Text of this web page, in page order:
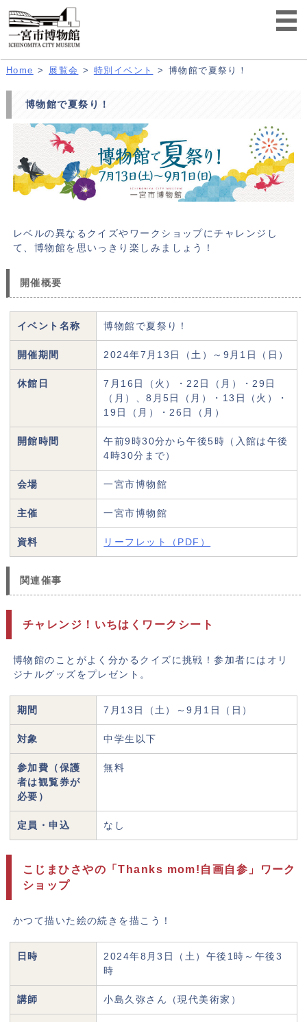
Home 展覧会 特別イベント 博物館で夏祭り！
博物館で夏祭り！
レベルの異なるクイズやワークショップにチャレンジし
て、博物館を思いっきり楽しみましょう！
開催概要
イベント名称 博物館で夏祭り！
開催期間 2024年7月13日（土）～9月1日（日）
休館日
7月16日（火）・22日（月）・29日
（月）、8月5日（月）・13日（火）・
19日（月）・26日（月）
開館時間
午前9時30分から午後5時（入館は午後
4時30分まで）
会場 一宮市博物館
主催 一宮市博物館
資料 リーフレット（PDF）
関連催事
チャレンジ！いちはくワークシート
博物館のことがよく分かるクイズに挑戦！参加者にはオリ
ジナルグッズをプレゼント。
期間 7月13日（土）～9月1日（日）
対象 中学生以下
参加費（保護
者は観覧券が
必要）
無料
定員・申込 なし
こじまひさやの「Thanks mom!自画自参」ワーク
ショップ
かつて描いた絵の続きを描こう！
日時
2024年8月3日（土）午後1時～午後3
時
講師 小島久弥さん（現代美術家）